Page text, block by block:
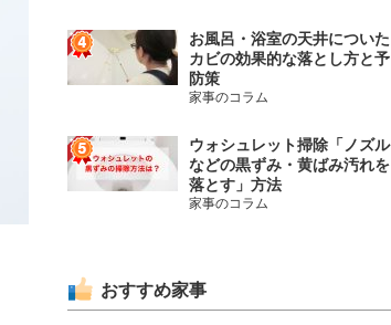
お風呂・浴室の天井についた
カビの効果的な落とし方と予
防策
家事のコラム
ウォシュレット掃除「ノズル
などの黒ずみ・黄ばみ汚れを
落とす」方法
家事のコラム
おすすめ家事